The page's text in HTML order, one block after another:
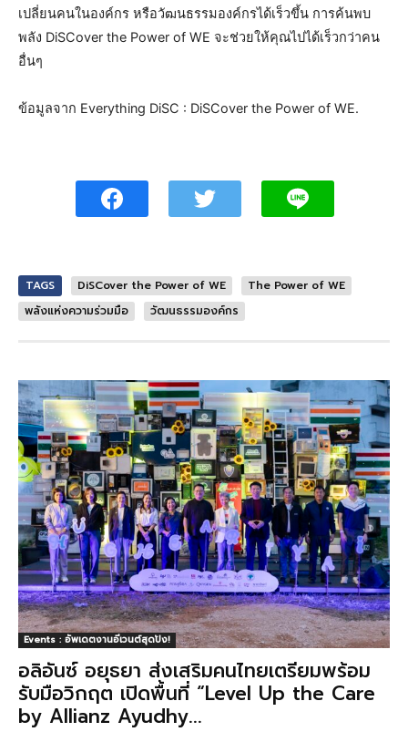
เปลี่ยนคนในองค์กร หรือวัฒนธรรมองค์กรได้เร็วขึ้น การค้นพบ
พลัง DiSCover the Power of WE จะช่วยให้คุณไปได้เร็วกว่าคน
อื่นๆ
ข้อมูลจาก Everything DiSC : DiSCover the Power of WE.
TAGS DiSCover the Power of WE
The Power of WE
พลังแห่งความร่วมมือ
วัฒนธรรมองค์กร
Events : อัพเดตงานอีเวนต์สุดปัง!
อลิอันซ์ อยุธยา ส่งเสริมคนไทยเตรียมพร้อม
รับมือวิกฤต เปิดพื้นที่ “Level Up the Care
by Allianz Ayudhy...